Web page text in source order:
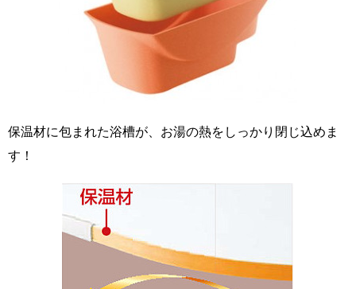
保温材に包まれた浴槽が、お湯の熱をしっかり閉じ込めま
す！